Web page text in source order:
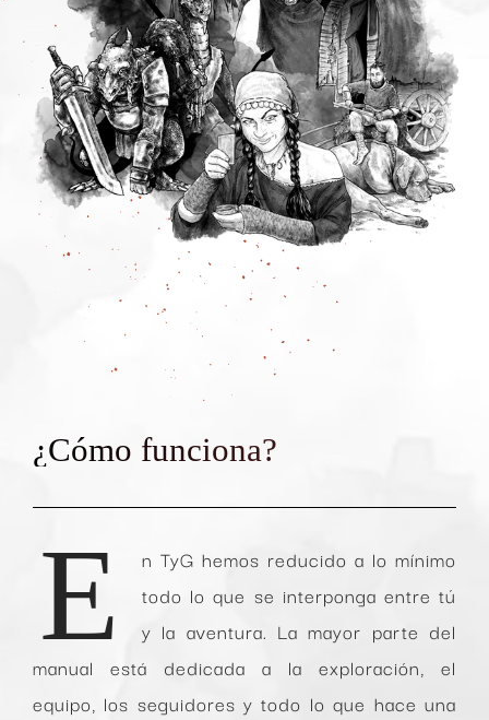
¿Cómo funciona?
E
n TyG hemos reducido a lo mínimo
todo lo que se interponga entre tú
y la aventura. La mayor parte del
manual está dedicada a la exploración, el
equipo, los seguidores y todo lo que hace una